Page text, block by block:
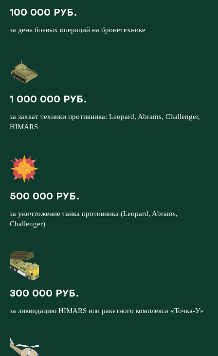
100 000 РУБ.
за день боевых операций на бронетехнике
1 000 000 РУБ.
за захват техники противника: Leopard, Abrams, Challenger,
HIMARS
500 000 РУБ.
за уничтожение танка противника (Leopard, Abrams,
Challenger)
300 000 РУБ.
за ликвидацию HIMARS или ракетного комплекса «Точка-У»